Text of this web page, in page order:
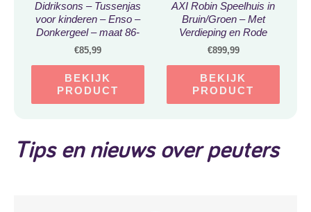
Didriksons – Tussenjas
voor kinderen – Enso –
Donkergeel – maat 86-
98cm
€85,99
BEKIJK
PRODUCT
AXI Robin Speelhuis in
Bruin/Groen – Met
Verdieping en Rode
Glijbaan – Speelhuisje
FSC hout – Speeltoestel
voor de tuin
€899,99
BEKIJK
PRODUCT
Tips en nieuws over peuters